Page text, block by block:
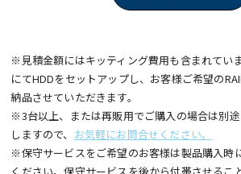
※見積金額にはキッティング費用も含まれてい
にてHDDをセットアップし、お客様ご希望の
納品させていただきます。
※3台以上、または再販用でご購入の場合は別
しますので、 お気軽にお問合せください。
※保守サービスをご希望のお客様は製品購入時